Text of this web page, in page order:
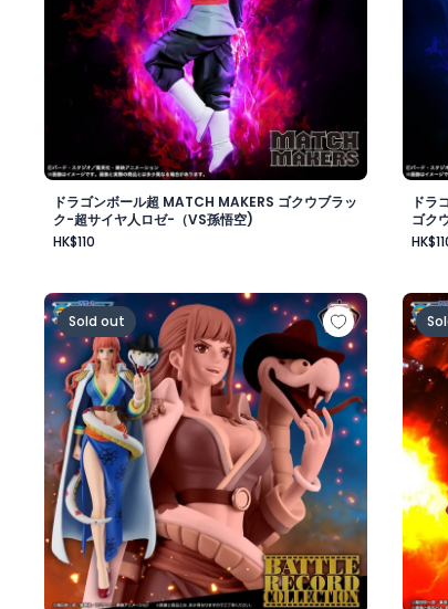
ドラゴンボール超 MATCH MAKERS ゴクウブラッ
ク-超サイヤ人ロゼ-（VS孫悟空)
HK$110
ドラ
ゴク
ワンピース BATTLE RECORD COLLECTION-
Sold out
ワン